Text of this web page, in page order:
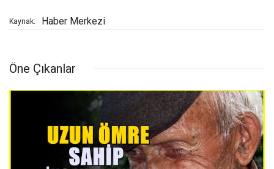
Kaynak: Haber Merkezi
Öne Çıkanlar